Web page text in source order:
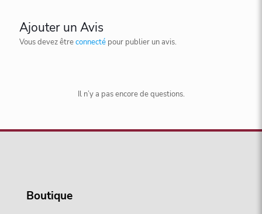
Ajouter un Avis
Vous devez êtreconnecté pour publier un avis.
Il n’y a pas encore de questions.
Boutique